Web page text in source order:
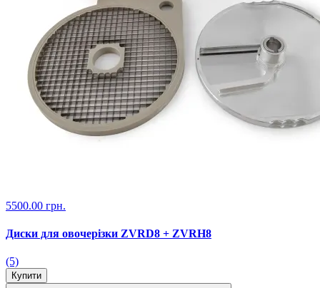
5500.00 грн.
Диски для овочерізки ZVRD8 + ZVRH8
(5)
Купити